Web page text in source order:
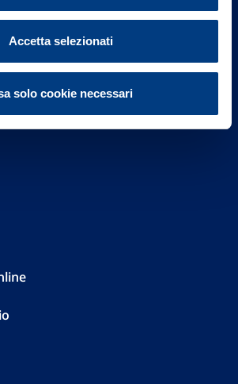
Accetta selezionati
solo cookie necessari